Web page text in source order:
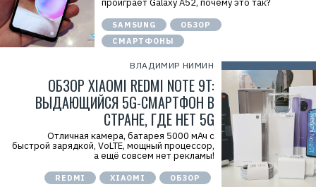
проиграет Galaxy A52, почему это так?
SAMSUNG
ОБЗОР
СМАРТФОНЫ
ВЛАДИМИР НИМИН
ОБЗОР XIAOMI REDMI NOTE 9T:
ВЫДАЮЩИЙСЯ 5G-СМАРТФОН В
СТРАНЕ, ГДЕ НЕТ 5G
Отличная камера, батарея 5000 мАч с
быстрой зарядкой, VoLTE, мощный процессор,
а ещё совсем нет рекламы!
REDMI XIAOMI
ОБЗОР